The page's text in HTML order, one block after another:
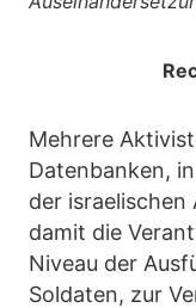
Mehrere
Datenbanken,
der
damit die
Niveau der
Soldaten, zur